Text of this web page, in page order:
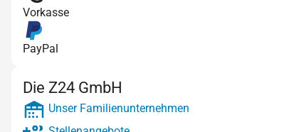
Vorkasse
PayPal
Die Z24 GmbH
Unser Familienunternehmen